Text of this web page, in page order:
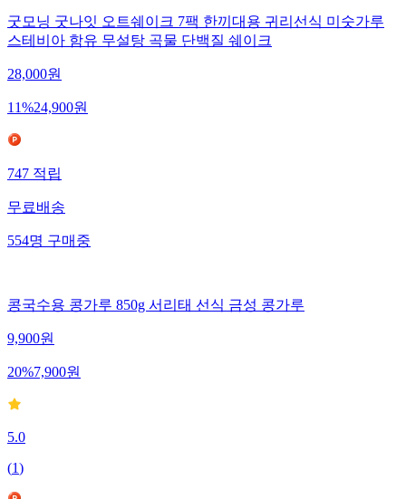
굿모닝 굿나잇 오트쉐이크 7팩 한끼대용 귀리선식 미숫가루
스테비아 함유 무설탕 곡물 단백질 쉐이크
28,000원
11%24,900원
747적립
무료배송
554명구매중
콩국수용 콩가루 850g 서리태 선식 금성 콩가루
9,900원
20%7,900원
5.0
(1)